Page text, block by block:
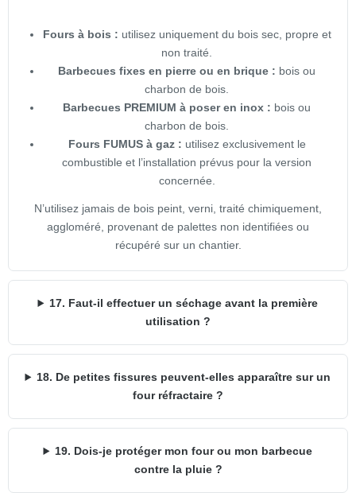
Fours à bois : utilisez uniquement du bois sec, propre et
non traité.
Barbecues fixes en pierre ou en brique : bois ou
charbon de bois.
Barbecues PREMIUM à poser en inox : bois ou
charbon de bois.
Fours FUMUS à gaz : utilisez exclusivement le
combustible et l’installation prévus pour la version
concernée.
N’utilisez jamais de bois peint, verni, traité chimiquement,
aggloméré, provenant de palettes non identifiées ou
récupéré sur un chantier.
17. Faut-il effectuer un séchage avant la première
utilisation ?
18. De petites fissures peuvent-elles apparaître sur un
four réfractaire ?
19. Dois-je protéger mon four ou mon barbecue
contre la pluie ?